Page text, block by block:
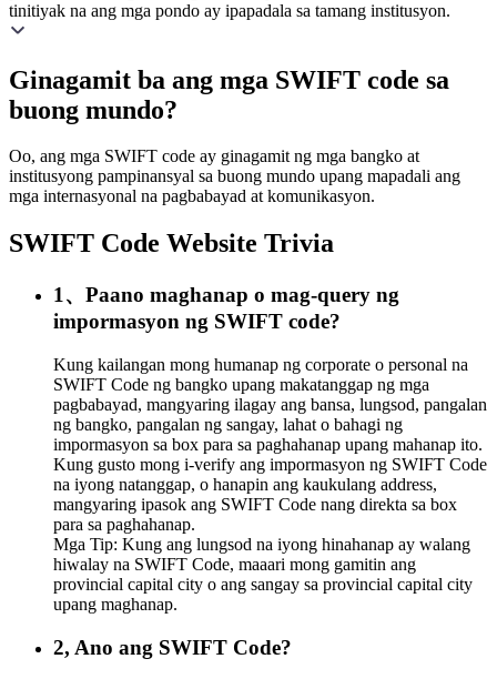
tinitiyak na ang mga pondo ay ipapadala sa tamang institusyon.
Ginagamit ba ang mga SWIFT code sa
buong mundo?
Oo, ang mga SWIFT code ay ginagamit ng mga bangko at
institusyong pampinansyal sa buong mundo upang mapadali ang
mga internasyonal na pagbabayad at komunikasyon.
SWIFT Code Website Trivia
1、Paano maghanap o mag-query ng
impormasyon ng SWIFT code?
Kung kailangan mong humanap ng corporate o personal na
SWIFT Code ng bangko upang makatanggap ng mga
pagbabayad, mangyaring ilagay ang bansa, lungsod, pangalan
ng bangko, pangalan ng sangay, lahat o bahagi ng
impormasyon sa box para sa paghahanap upang mahanap ito.
Kung gusto mong i-verify ang impormasyon ng SWIFT Code
na iyong natanggap, o hanapin ang kaukulang address,
mangyaring ipasok ang SWIFT Code nang direkta sa box
para sa paghahanap.
Mga Tip: Kung ang lungsod na iyong hinahanap ay walang
hiwalay na SWIFT Code, maaari mong gamitin ang
provincial capital city o ang sangay sa provincial capital city
upang maghanap.
2, Ano ang SWIFT Code?